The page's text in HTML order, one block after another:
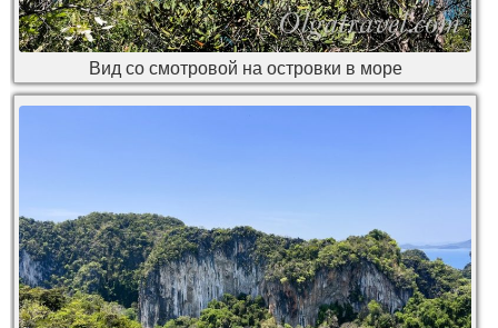
Вид со смотровой на островки в море